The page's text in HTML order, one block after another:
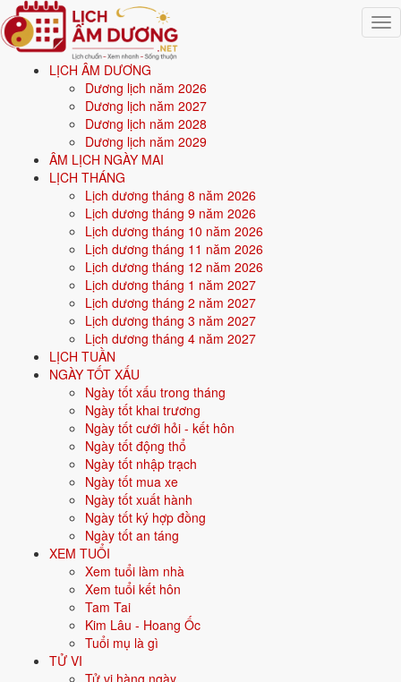
LỊCH ÂM DƯƠNG
Dương lịch năm 2026
Dương lịch năm 2027
Dương lịch năm 2028
Dương lịch năm 2029
ÂM LỊCH NGÀY MAI
LỊCH THÁNG
Lịch dương tháng 8 năm 2026
Lịch dương tháng 9 năm 2026
Lịch dương tháng 10 năm 2026
Lịch dương tháng 11 năm 2026
Lịch dương tháng 12 năm 2026
Lịch dương tháng 1 năm 2027
Lịch dương tháng 2 năm 2027
Lịch dương tháng 3 năm 2027
Lịch dương tháng 4 năm 2027
LỊCH TUẦN
NGÀY TỐT XẤU
Ngày tốt xấu trong tháng
Ngày tốt khai trương
Ngày tốt cưới hỏi - kết hôn
Ngày tốt động thổ
Ngày tốt nhập trạch
Ngày tốt mua xe
Ngày tốt xuất hành
Ngày tốt ký hợp đồng
Ngày tốt an táng
XEM TUỔI
Xem tuổi làm nhà
Xem tuổi kết hôn
Tam Tai
Kim Lâu - Hoang Ốc
Tuổi mụ là gì
TỬ VI
Tử vi hàng ngày
Trang chủ
Mệnh ngũ hành
Sinh năm 2004
Sinh năm 2004mệnh gì? Giáp Thân Tuyền Trung Thủy
- mệnh Thủy
Người sinh năm2004là tuổiGiáp Thân(con Khỉ), nạp âm
Trung Thủy
-Nước trong suối, mệnhThủy. Năm
tuổi dương).
Sinh năm2004(Giáp Thân, con Khỉ) thuộc mệnh
Tuyền Trung Thủy.
Màu hợp:Đen, Xanh dương, Xanh nước biển.
Vận khí khi sinh:Vận 8 Bát Bạch Thổ (2004-2023) - Tích lũy, bất
2026: 23 tuổi mụ, năm Bính Ngọ - Bình hoà với Thái Tuế.
Sinh năm 2004 là tuổi gì, mệnh gì?
Người sinh năm2004là tuổiGiáp Thân
Trung Thủy, mệnh Thủy
nước biển; hướng hợp là Bắc. Bảng dưới đây tóm tắt 10 chỉ số cốt lõi:
Năm sinh dương
Can chi